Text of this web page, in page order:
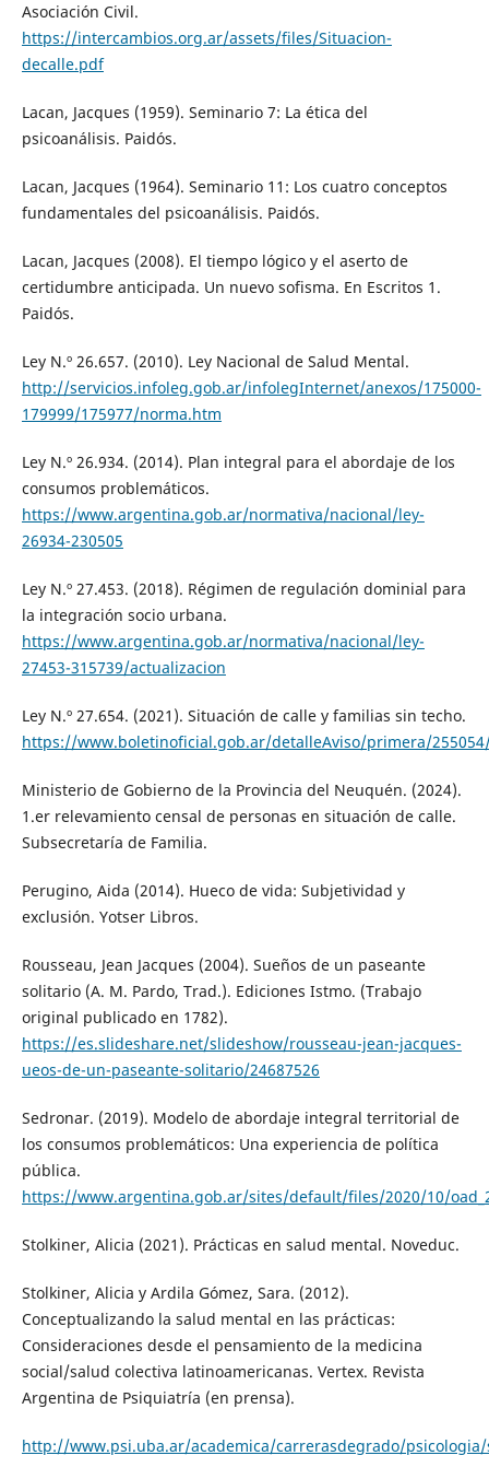
Asociación Civil.
https://intercambios.org.ar/assets/files/Situacion-
decalle.pdf
Lacan, Jacques (1959). Seminario 7: La ética del
psicoanálisis. Paidós.
Lacan, Jacques (1964). Seminario 11: Los cuatro conceptos
fundamentales del psicoanálisis. Paidós.
Lacan, Jacques (2008). El tiempo lógico y el aserto de
certidumbre anticipada. Un nuevo sofisma. En Escritos 1.
Paidós.
Ley N.º 26.657. (2010). Ley Nacional de Salud Mental.
http://servicios.infoleg.gob.ar/infolegInternet/anexos/175000-
179999/175977/norma.htm
Ley N.º 26.934. (2014). Plan integral para el abordaje de los
consumos problemáticos.
https://www.argentina.gob.ar/normativa/nacional/ley-
26934-230505
Ley N.º 27.453. (2018). Régimen de regulación dominial para
la integración socio urbana.
https://www.argentina.gob.ar/normativa/nacional/ley-
27453-315739/actualizacion
Ley N.º 27.654. (2021). Situación de calle y familias sin techo.
https://www.boletinoficial.gob.ar/detalleAviso/primera/
Ministerio de Gobierno de la Provincia del Neuquén. (2024).
1.er relevamiento censal de personas en situación de calle.
Subsecretaría de Familia.
Perugino, Aida (2014). Hueco de vida: Subjetividad y
exclusión. Yotser Libros.
Rousseau, Jean Jacques (2004). Sueños de un paseante
solitario (A. M. Pardo, Trad.). Ediciones Istmo. (Trabajo
original publicado en 1782).
https://es.slideshare.net/slideshow/rousseau-jean-jacques-
ueos-de-un-paseante-solitario/24687526
Sedronar. (2019). Modelo de abordaje integral territorial de
los consumos problemáticos: Una experiencia de política
pública.
https://www.argentina.gob.ar/sites/default/files/2020/10/
Stolkiner, Alicia (2021). Prácticas en salud mental. Noveduc.
Stolkiner, Alicia y Ardila Gómez, Sara. (2012).
Conceptualizando la salud mental en las prácticas:
Consideraciones desde el pensamiento de la medicina
social/salud colectiva latinoamericanas. Vertex. Revista
Argentina de Psiquiatría (en prensa).
http://www.psi.uba.ar/academica/carrerasdegrado/